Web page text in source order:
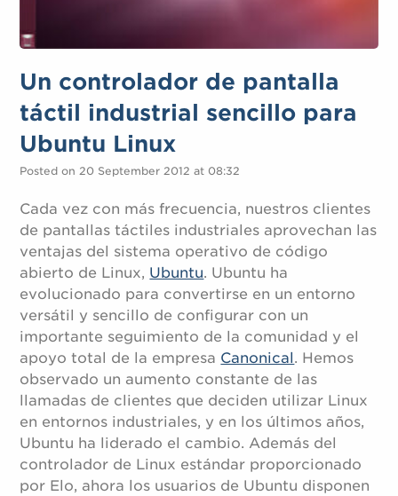
Un controlador de pantalla
táctil industrial sencillo para
Ubuntu Linux
Posted on 20 September 2012 at 08:32
Cada vez con más frecuencia, nuestros clientes
de pantallas táctiles industriales aprovechan las
ventajas del sistema operativo de código
abierto de Linux, Ubuntu. Ubuntu ha
evolucionado para convertirse en un entorno
versátil y sencillo de configurar con un
importante seguimiento de la comunidad y el
apoyo total de la empresa Canonical . Hemos
observado un aumento constante de las
llamadas de clientes que deciden utilizar Linux
en entornos industriales, y en los últimos años,
Ubuntu ha liderado el cambio. Además del
controlador de Linux estándar proporcionado
por Elo, ahora los usuarios de Ubuntu disponen